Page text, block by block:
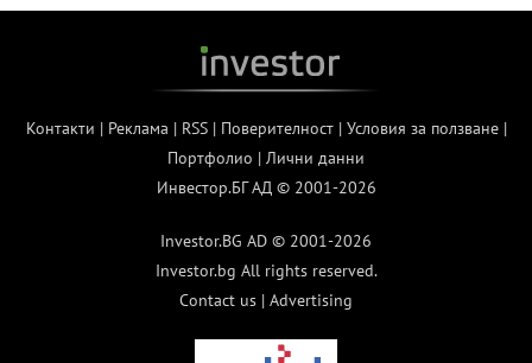
Контакти | Реклама | RSS| Поверителност| Условия за ползване|
Портфолио | Лични данни
Инвестор.БГ АД © 2001-2026
Investor.BG AD © 2001-2026
Investor.bg All rights reserved.
Contact us | Advertising